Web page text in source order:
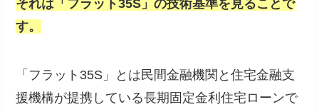
それは「フラット35S」の技術基準を見ることで
す。
「フラット35S」とは民間金融機関と住宅金融支
援機構が提携している長期固定金利住宅ローンで